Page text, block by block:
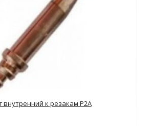
к резакам Р2А